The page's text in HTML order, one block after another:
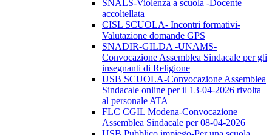
SNALS-Violenza a scuola -Docente
accoltellata
CISL SCUOLA- Incontri formativi-
Valutazione domande GPS
SNADIR-GILDA -UNAMS-
Convocazione Assemblea Sindacale per gli
insegnanti di Religione
USB SCUOLA-Convocazione Assemblea
Sindacale online per il 13-04-2026 rivolta
al personale ATA
FLC CGIL Modena-Convocazione
Assemblea Sindacale per 08-04-2026